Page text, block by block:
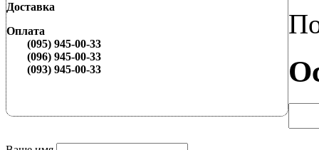
Доставка
Оплата
(095) 945-00-33
(096) 945-00-33
(093) 945-00-33